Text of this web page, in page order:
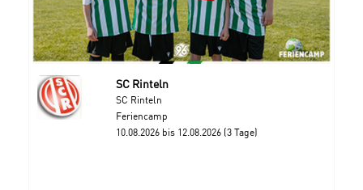
SC Rinteln
SC Rinteln
Feriencamp
10.08.2026 bis 12.08.2026 (3 Tage)